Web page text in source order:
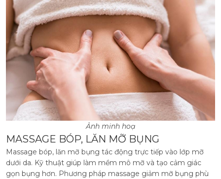
Ảnh minh hoạ
MASSAGE BÓP, LĂN MỠ BỤNG
Massage bóp, lăn mỡ bụng tác động trực tiếp vào lớp mỡ
dưới da. Kỹ thuật giúp làm mềm mô mỡ và tạo cảm giác
gọn bụng hơn. Phương pháp massage giảm mỡ bụng phù